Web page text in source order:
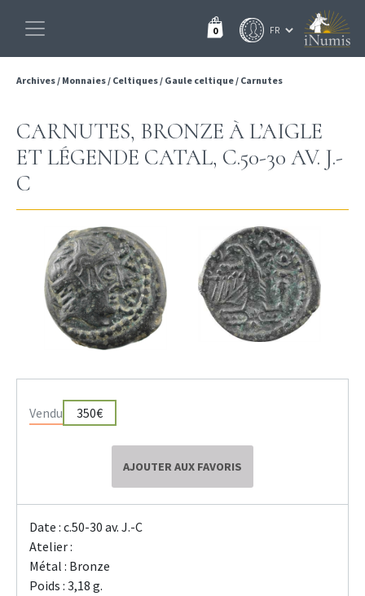
0
Archives/ Monnaies/ Celtiques/ Gaule celtique/ Carnutes
CARNUTES, BRONZE À L’AIGLE
ET LÉGENDE CATAL, C.50-30 AV. J.-
C
Vendu 350€
AJOUTER AUX FAVORIS
Date : c.50-30 av. J.-C
Atelier :
Métal : Bronze
Poids : 3,18 g.